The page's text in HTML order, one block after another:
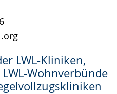
LWL-Kliniken,
Wohnverbünde